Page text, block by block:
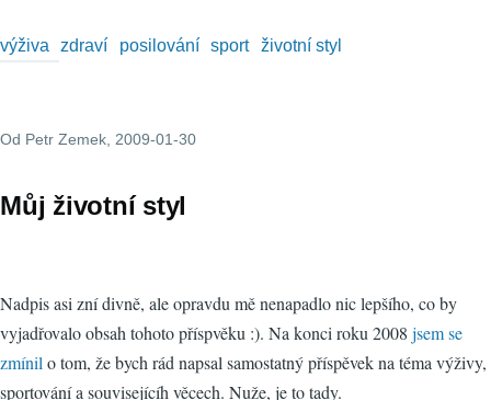
výživa zdraví posilování sport životní styl
Od Petr Zemek , 2009-01-30
Můj životní styl
Nadpis asi zní divně, ale opravdu mě nenapadlo nic lepšího, co by
vyjadřovalo obsah tohoto příspvěku :). Na konci roku 2008 jsem se
zmínil o tom, že bych rád napsal samostatný příspěvek na téma výživy,
sportování a souvisejícíh věcech. Nuže, je to tady.